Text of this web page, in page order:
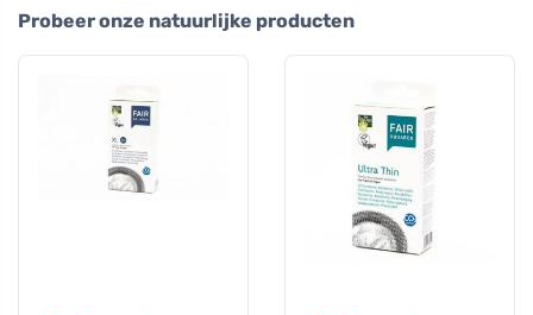
Probeer onze natuurlijke producten